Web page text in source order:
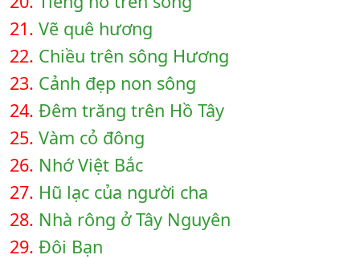
21. Vẽ quê hương
22. Chiều trên sông Hương
23. Cảnh đẹp non sông
24. Đêm trăng trên Hồ Tây
25. Vàm cỏ đông
26. Nhớ Việt Bắc
27. Hũ lạc của người cha
28. Nhà rông ở Tây Nguyên
29. Đôi Bạn